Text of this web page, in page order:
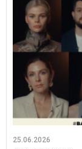
25.06.2026